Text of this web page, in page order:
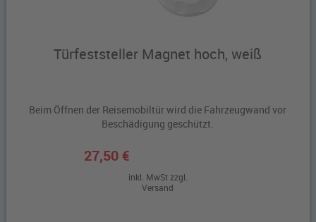
Türfeststeller Magnet hoch, weiß
Beim Öffnen der Reisemobiltür wird die Fahrzeugwand vor
Beschädigung geschützt.
27,50 €
inkl. MwSt zzgl.
Versand